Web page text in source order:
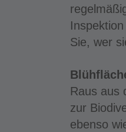
Sie, wer
Raus aus
zur
ebenso